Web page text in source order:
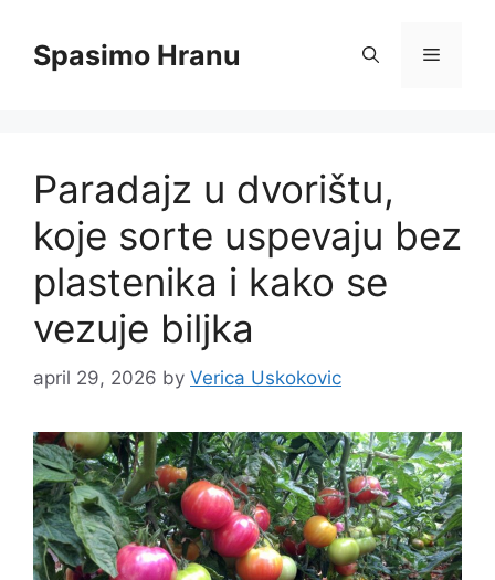
contentSpasimo Hranu Menu
Paradajz u dvorištu,
koje sorte uspevaju bez
plastenika i kako se
vezuje biljka
april 29, 2026 by Verica Uskokovic